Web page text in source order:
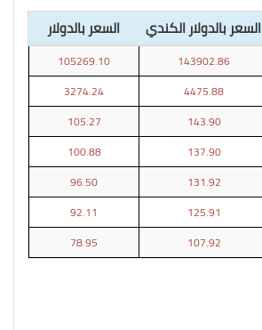
السعر بالدولار الكندي السعر بالدولار
143902.86
105269.10
4475.88
3274.24
143.90
105.27
137.90
100.88
131.92
96.50
125.91
92.11
107.92
78.95